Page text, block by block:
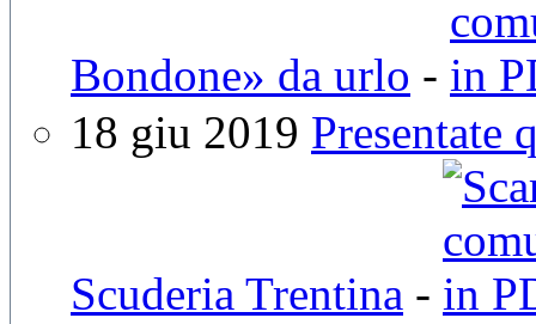
Bondone» da urlo -
18 giu 2019 Presentate
Scuderia Trentina -